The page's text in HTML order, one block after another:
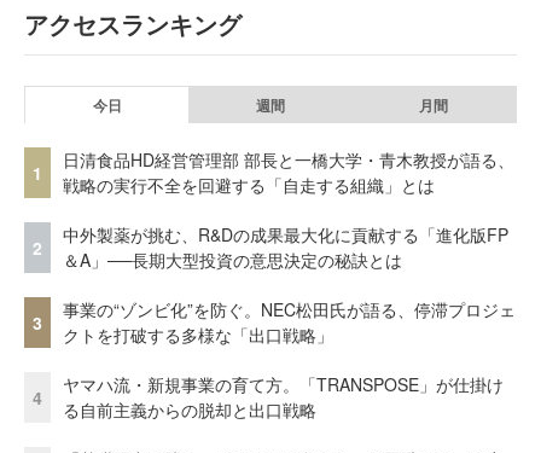
アクセスランキング
今日 週間 月間
1
日清食品HD経営管理部 部長と一橋大学・青木教授が語る、
戦略の実行不全を回避する「自走する組織」とは
2
中外製薬が挑む、R&Dの成果最大化に貢献する「進化版FP
＆A」──長期大型投資の意思決定の秘訣とは
3
事業の“ゾンビ化”を防ぐ。NEC松田氏が語る、停滞プロジェ
クトを打破する多様な「出口戦略」
4
ヤマハ流・新規事業の育て方。「TRANSPOSE」が仕掛け
る自前主義からの脱却と出口戦略